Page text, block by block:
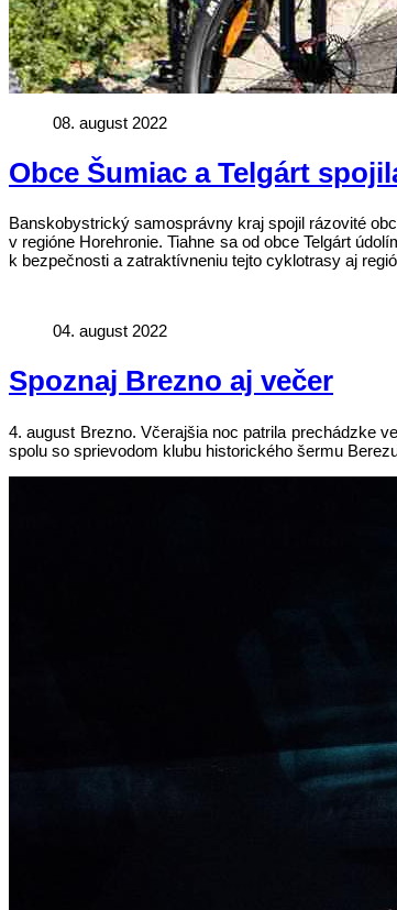
08. august 2022
Obce Šumiac a Telgárt
Banskobystrický samosprávny kraj spojil rázovité
v regióne Horehronie. Tiahne sa od obce Telgárt
k bezpečnosti a zatraktívneniu tejto cyklotrasy aj
04. august 2022
Spoznaj Brezno aj večer
4. august Brezno. Včerajšia noc patrila prechádzke
spolu so sprievodom klubu historického šermu